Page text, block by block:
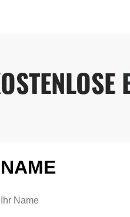
NAME